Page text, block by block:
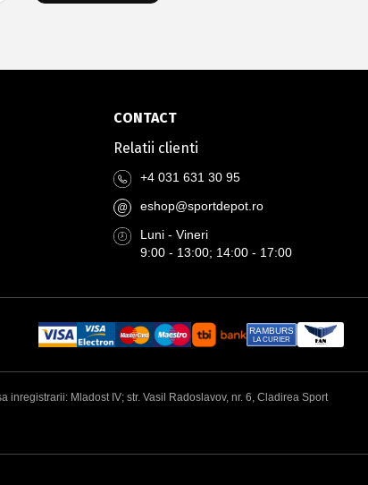
CONTACT
Relatii clienti
+4 031 631 30 95
@
eshop@sportdepot.ro
Luni - Vineri
9:00 - 13:00; 14:00 - 17:00
RAMBURS
LA CURIER
Mladost IV; str. Vasil Radoslavov, nr. 6, Cladirea Sport